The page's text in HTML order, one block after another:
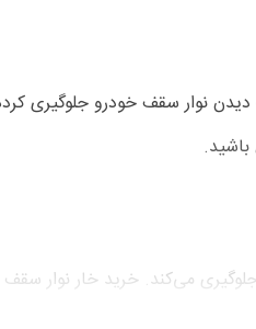
دیدن نوار سقف خودرو جلوگیری